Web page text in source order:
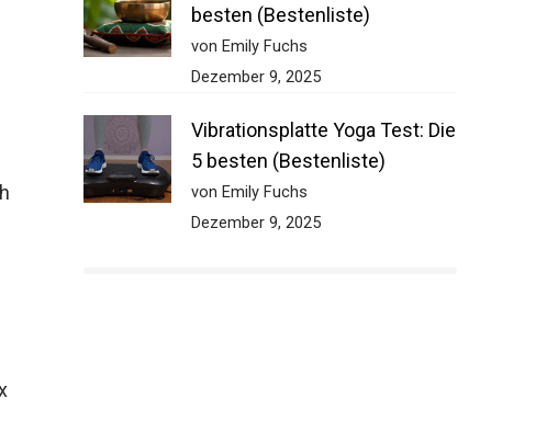
besten (Bestenliste)
von Emily Fuchs
Dezember 9, 2025
Vibrationsplatte Yoga Test:
Die 5 besten (Bestenliste)
von Emily Fuchs
Dezember 9, 2025